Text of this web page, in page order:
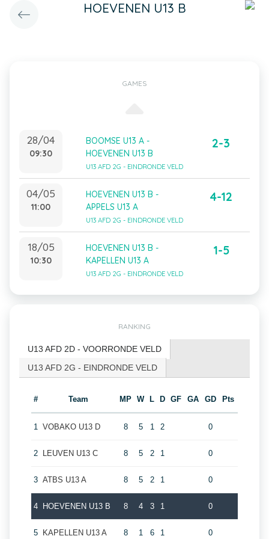
HOEVENEN U13 B
GAMES
28/04
09:30
BOOMSE U13 A -
HOEVENEN U13 B
U13 AFD 2G - EINDRONDE VELD
2-3
04/05
11:00
HOEVENEN U13 B -
APPELS U13 A
U13 AFD 2G - EINDRONDE VELD
4-12
18/05
10:30
HOEVENEN U13 B -
KAPELLEN U13 A
U13 AFD 2G - EINDRONDE VELD
1-5
RANKING
U13 AFD 2D - VOORRONDE VELD
U13 AFD 2G - EINDRONDE VELD
# Team MP W L D GF GA GD Pts
1 VOBAKO U13 D 8 5 1 2 0
2 LEUVEN U13 C 8 5 2 1 0
3 ATBS U13 A 8 5 2 1 0
4 HOEVENEN U13 B 8 4 3 1 0
5 KAPELLEN U13 A 8 1 6 1 0